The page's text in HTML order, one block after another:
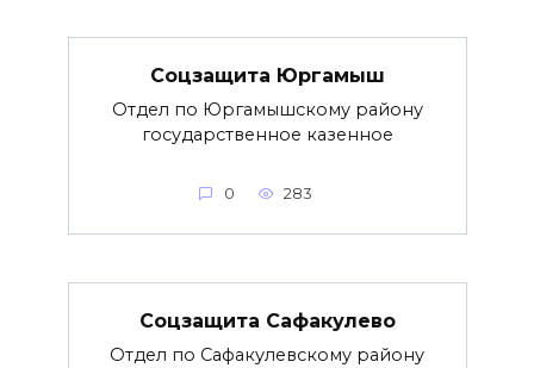
Соцзащита Юргамыш
Отдел по Юргамышскому району
государственное казенное
0 283
Соцзащита Сафакулево
Отдел по Сафакулевскому району